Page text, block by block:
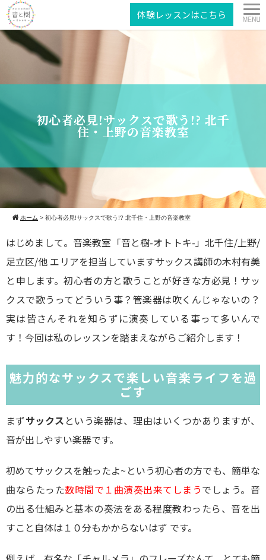
体験レッスンはこちら
初心者必見!サックスで歌う!? 北千
住・上野の音楽教室
ホーム > 初心者必見!サックスで歌う!? 北千住・上野の音楽教室
はじめまして。音楽教室「音と樹-オトトキ-」北千住/上野/
足立区/他 エリアを担当していますサックス講師の木村有美
と申します。初心者の方と歌うことが好きな方必見！サッ
クスで歌うってどういう事？管楽器は吹くんじゃないの？
実は皆さんそれを知らずに演奏している事って多いんで
す！今回は私のレッスンを踏まえながらご紹介します！
魅力的なサックスで楽しい音楽ライフを過
ごす
まずサックス という楽器は、理由はいくつかありますが、
音が出しやすい楽器です。
初めてサックスを触ったよ~という初心者の方でも、簡単な
曲ならたった数時間で１曲演奏出来てしまうでしょう。音
の出る仕組みと基本の奏法をある程度教わったら、音を出
すこと自体は１０分もかからないはず です。